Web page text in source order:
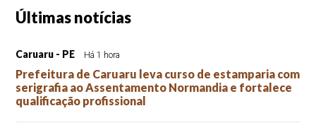
Últimas notícias
Caruaru - PE Há 1 hora
Prefeitura de Caruaru leva curso de estamparia com
serigrafia ao Assentamento Normandia e fortalece
qualificação profissional